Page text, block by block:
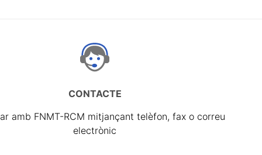
CONTACTE
amb FNMT-RCM mitjançant telèfon, fax o correu
electrònic